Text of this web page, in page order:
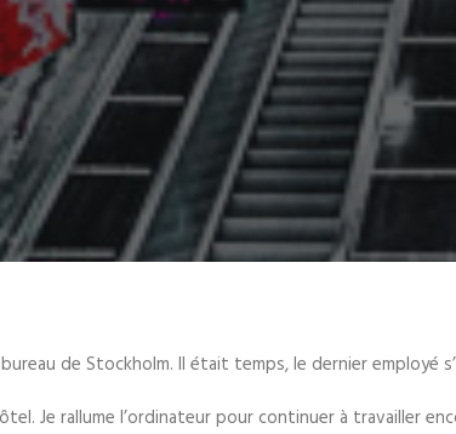
de Stockholm. Il était temps, le dernier employé
Je rallume l’ordinateur pour continuer à travailler